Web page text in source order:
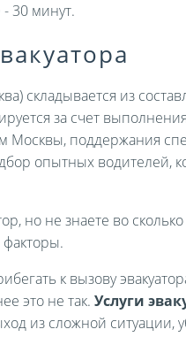
30 минут.
складывается из
за счет
Москвы, поддержания
опытных
но не знаете во
факторы.
к вызову
это не так. Услуги
из сложной ситуации,